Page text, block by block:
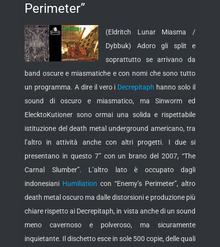
Perimeter”
(Eldritch Lunar Miasma /
Dybbuk) Adoro gli split e
soprattutto se arrivano da
band oscure e miasmatiche e con nomi che sono tutto
un programma. A dire il vero i Decrepitaph hanno solo il
sound di oscuro e miasmatico, ma Sinworm ed
ElecktoKutioner sono ormai una solida e rispettabile
istituzione del death metal underground americano, tra
l’altro in attività anche con altri progetti. I due si
presentano in questo 7” con un brano del 2007, “The
Carnal Slumber”. L’altro lato è occupato dagli
indonesiani Humiliation con “Enemy’s Perimeter”, altro
death metal oscuro ma dalle distorsioni e produzione più
chiare rispetto ai Decrepitaph, in vista anche di un sound
meno cavernoso e polveroso, ma sicuramente
inquietante. Il dischetto esce in sole 500 copie, delle quali